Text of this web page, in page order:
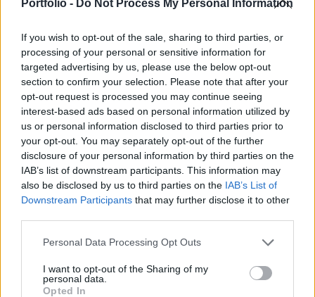
Portfolio - Do Not Process My Personal Information
If you wish to opt-out of the sale, sharing to third parties, or
processing of your personal or sensitive information for
targeted advertising by us, please use the below opt-out
section to confirm your selection. Please note that after your
opt-out request is processed you may continue seeing
interest-based ads based on personal information utilized by
us or personal information disclosed to third parties prior to
your opt-out. You may separately opt-out of the further
disclosure of your personal information by third parties on the
IAB’s list of downstream participants. This information may
also be disclosed by us to third parties on the IAB’s List of
Downstream Participants that may further disclose it to other
Personal Data Processing Opt Outs
I want to opt-out of the Sharing of my
personal data.
Opted In
Decemberben 2,9% volt az éves infláció az eurózónában,
ami meghaladja az előző hónapban mért 2,4%-os éves
áremelkedést. Az elemzők arra számítottak, 3% lesz az
éves infláció decemberben, a közölt szám tehát ennél
kedvezőbb. Az infláció átmeneti emelkedése nem jelenti a
dezinflációs folyamat elakadását, arra már számítani
lehetett. Várhatóan 2024 egészében kitart...
KEDVES OLVASÓNK!
A keresett cikk a portfolio.hu hírarchívumához
tartozik, melynek olvasása előfizetéses
Az előfizetés a következőket tartalmazza: